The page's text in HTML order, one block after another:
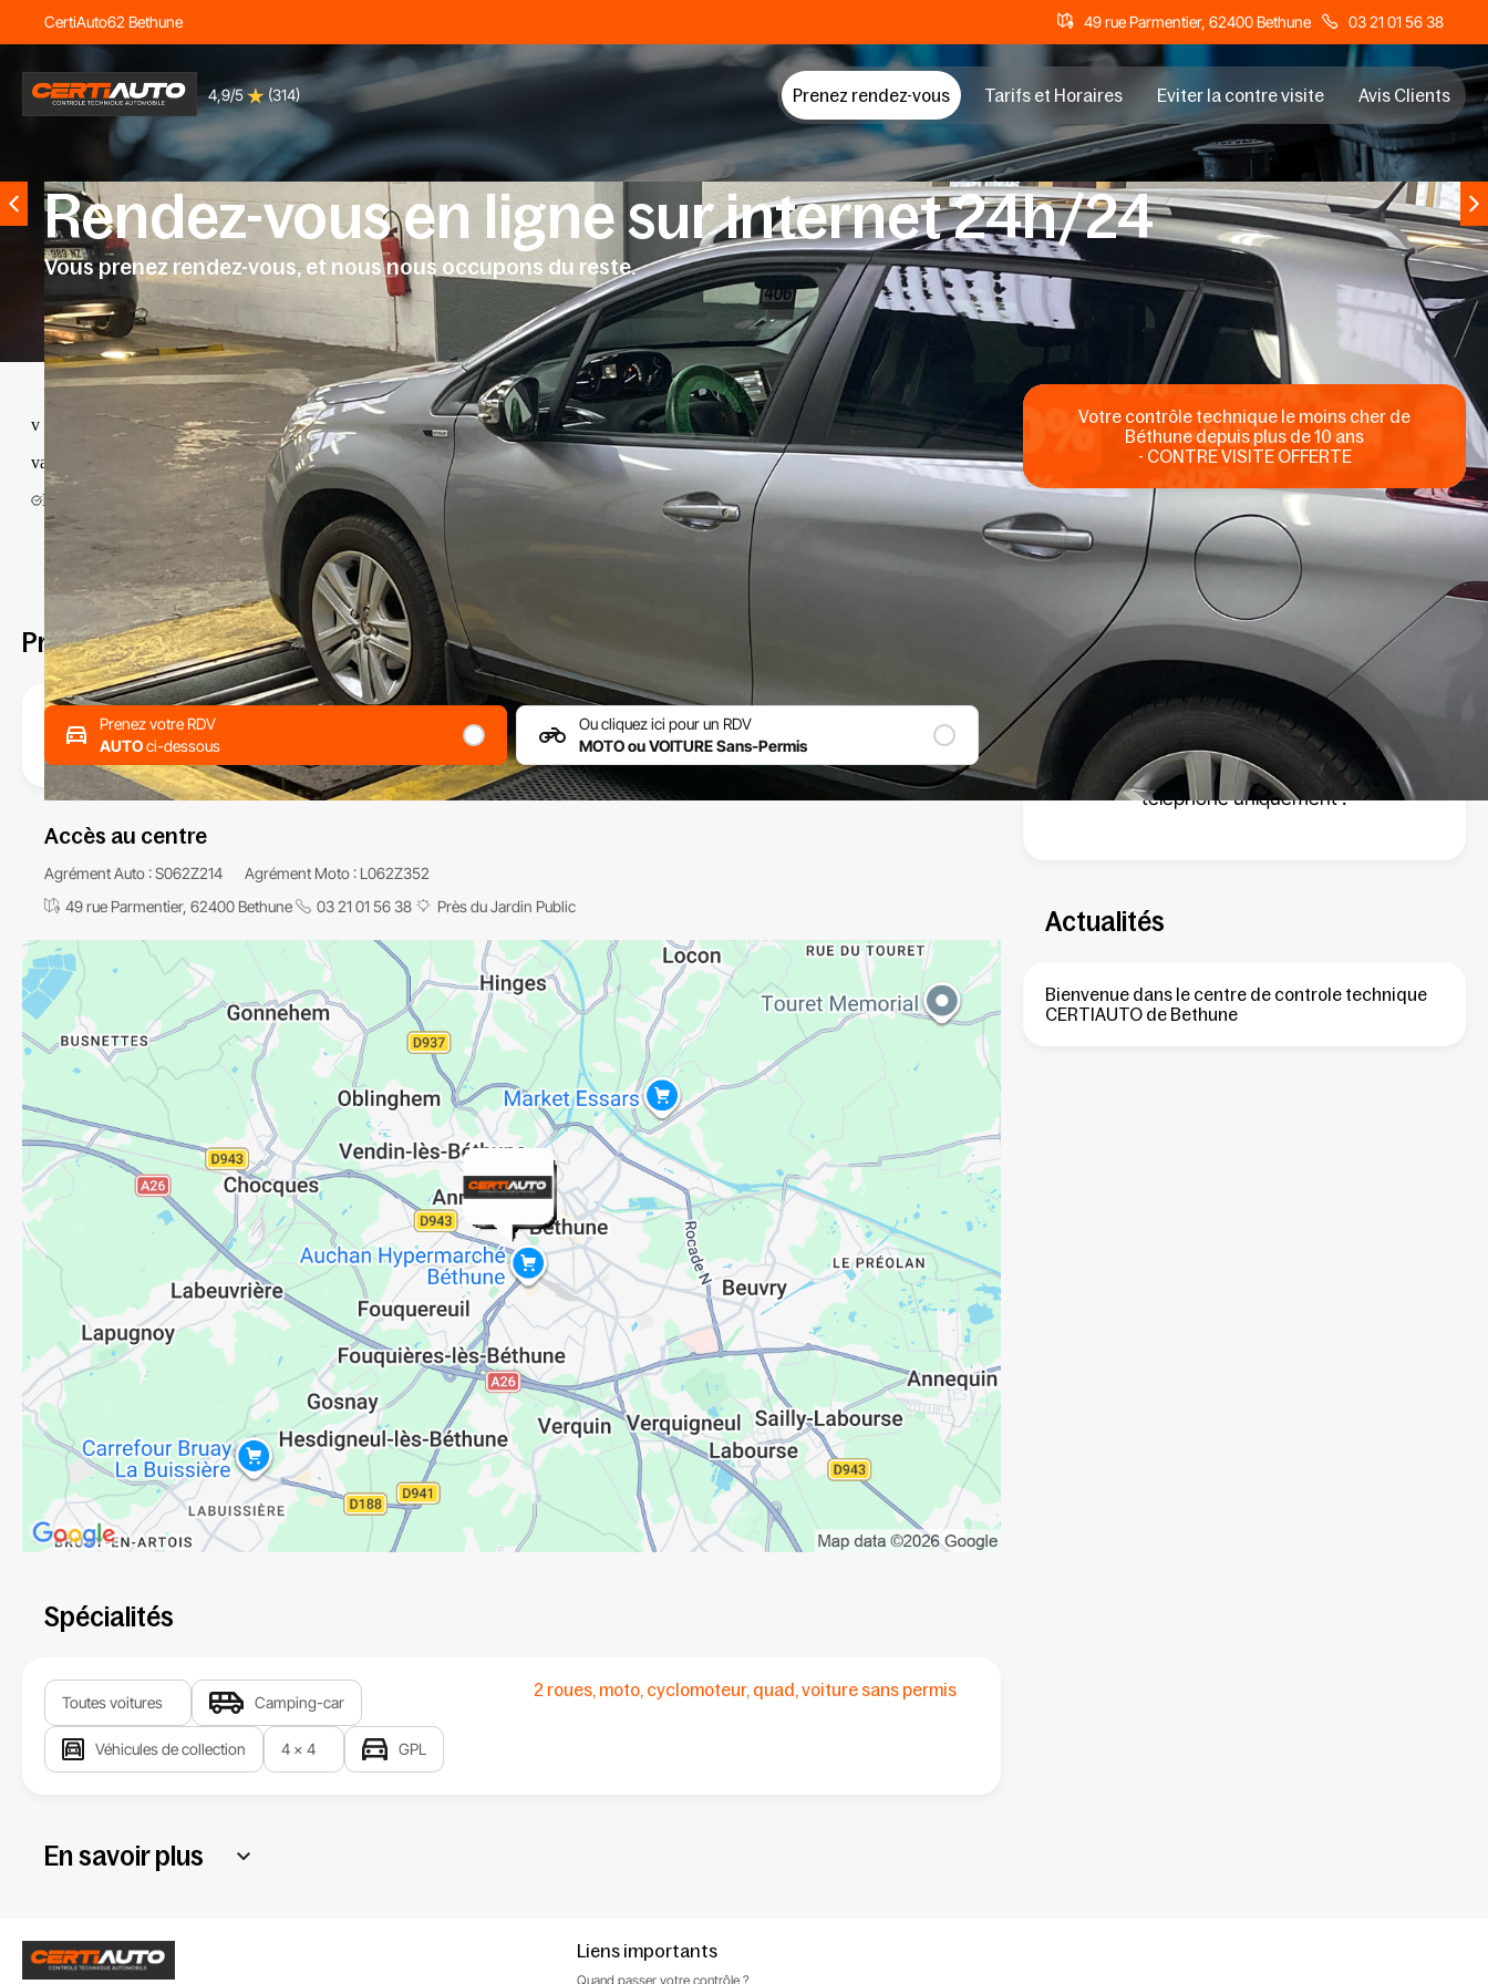
CertiAuto62 Bethune 49 rue Parmentier, 62400 Bethune 03 21 01 56 38
4,9/5 (314) Prenez rendez-vous Tarifs et Horaires Eviter la contre visite Avis Clients
Rendez-vous en ligne sur internet 24h/24
Vous prenez rendez-vous, et nous nous occupons du reste.
Prenez RDV chez CertiAuto62 Bethune
Prenez votre RDV
AUTOci-dessous
Ou cliquez ici pour un RDV
MOTO ou VOITURE Sans-Permis
Accès au centre
Agrément Auto : S062Z214
Agrément Moto : L062Z352
49 rue Parmentier, 62400 Bethune
03 21 01 56 38 Près du Jardin Public
Spécialités
Toutes voitures Camping-car
Véhicules de collection 4 x 4 GPL
2 roues, moto, cyclomoteur, quad, voiture sans permis
En savoir plus
Votre contrôle technique le moins cher de
Béthune depuis plus de 10 ans
- CONTRE VISITE OFFERTE
Pour les RDV deControle Technique
Véhicule
de Collection, veuillez contacter le centre
téléphoneuniquement !
Actualités
Bienvenue dans le centre de controle technique
CERTIAUTO de Bethune
Liens importants
Quand passer votre contrôle ?